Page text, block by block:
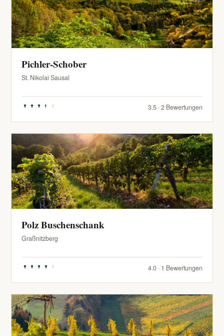
Pichler-Schober
St. Nikolai Sausal
3.5 · 2 Bewertungen
Polz Buschenschank
Graßnitzberg
4.0 · 1 Bewertungen